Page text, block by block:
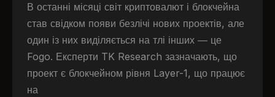
В останні місяці світ криптовалют і блокчейна
став свідком появи безлічі нових проектів, але
один із них виділяється на тлі інших — це
Fogo. Експерти TK Research зазначають, що
проект є блокчейном рівня Layer-1, що працює
на